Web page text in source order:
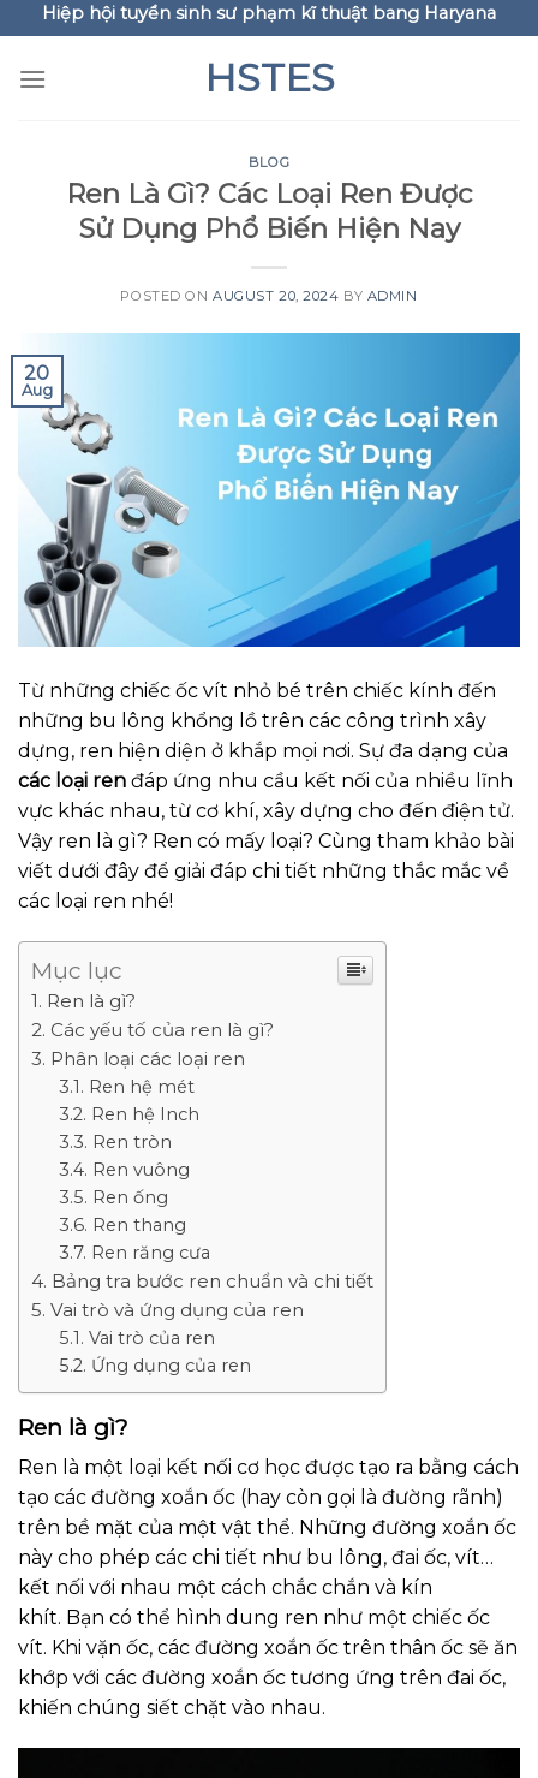
content
Hiệp hội tuyển sinh sư phạm kĩ thuật bang Haryana
HSTES
BLOG
Ren Là Gì? Các Loại Ren Được
Sử Dụng Phổ Biến Hiện Nay
POSTED ONAUGUST 20, 2024 BY ADMIN
20
Aug
Từ những chiếc ốc vít nhỏ bé trên chiếc kính đến
những bu lông khổng lồ trên các công trình xây
dựng, ren hiện diện ở khắp mọi nơi. Sự đa dạng của
các loại ren đáp ứng nhu cầu kết nối của nhiều lĩnh
vực khác nhau, từ cơ khí, xây dựng cho đến điện tử.
Vậy ren là gì? Ren có mấy loại? Cùng tham khảo bài
viết dưới đây để giải đáp chi tiết những thắc mắc về
các loại ren nhé!
Mục lục
Ren là gì?
Các yếu tố của ren là gì?
Phân loại các loại ren
Ren hệ mét
Ren hệ Inch
Ren tròn
Ren vuông
Ren ống
Ren thang
Ren răng cưa
Bảng tra bước ren chuẩn và chi tiết
Vai trò và ứng dụng của ren
Vai trò của ren
Ứng dụng của ren
Ren là gì?
Ren là một loại kết nối cơ học được tạo ra bằng cách
tạo các đường xoắn ốc (hay còn gọi là đường rãnh)
trên bề mặt của một vật thể. Những đường xoắn ốc
này cho phép các chi tiết như bu lông, đai ốc, vít…
kết nối với nhau một cách chắc chắn và kín
khít. Bạn có thể hình dung ren như một chiếc ốc
vít. Khi vặn ốc, các đường xoắn ốc trên thân ốc sẽ ăn
khớp với các đường xoắn ốc tương ứng trên đai ốc,
khiến chúng siết chặt vào nhau.